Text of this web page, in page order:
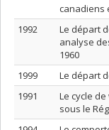
canadiens
1992
Le départ
analyse
1960
1999
Le départ
1991
Le cycle
sous le